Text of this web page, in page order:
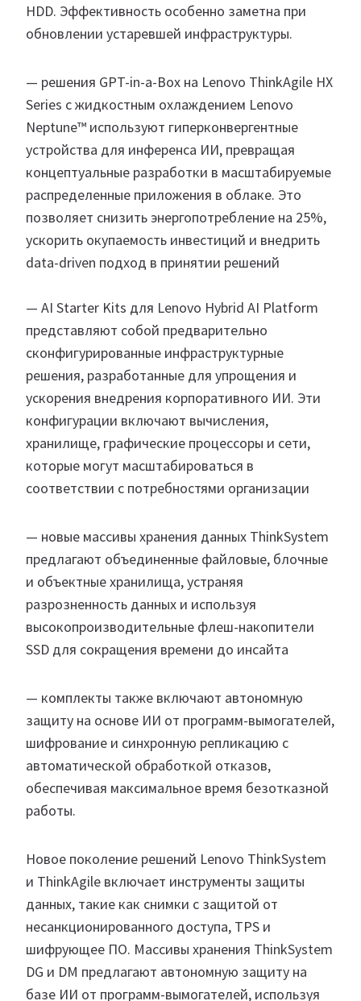
HDD. Эффективность особенно заметна при
обновлении устаревшей инфраструктуры.
— решения GPT-in-a-Box на Lenovo ThinkAgile HX
Series с жидкостным охлаждением Lenovo
Neptune™ используют гиперконвергентные
устройства для инференса ИИ, превращая
концептуальные разработки в масштабируемые
распределенные приложения в облаке. Это
позволяет снизить энергопотребление на 25%,
ускорить окупаемость инвестиций и внедрить
data-driven подход в принятии решений
— AI Starter Kits для Lenovo Hybrid AI Platform
представляют собой предварительно
сконфигурированные инфраструктурные
решения, разработанные для упрощения и
ускорения внедрения корпоративного ИИ. Эти
конфигурации включают вычисления,
хранилище, графические процессоры и сети,
которые могут масштабироваться в
соответствии с потребностями организации
— новые массивы хранения данных ThinkSystem
предлагают объединенные файловые, блочные
и объектные хранилища, устраняя
разрозненность данных и используя
высокопроизводительные флеш-накопители
SSD для сокращения времени до инсайта
— комплекты также включают автономную
защиту на основе ИИ от программ-вымогателей,
шифрование и синхронную репликацию с
автоматической обработкой отказов,
обеспечивая максимальное время безотказной
работы.
Новое поколение решений Lenovo ThinkSystem
и ThinkAgile включает инструменты защиты
данных, такие как снимки с защитой от
несанкционированного доступа, TPS и
шифрующее ПО. Массивы хранения ThinkSystem
DG и DM предлагают автономную защиту на
базе ИИ от программ-вымогателей, используя